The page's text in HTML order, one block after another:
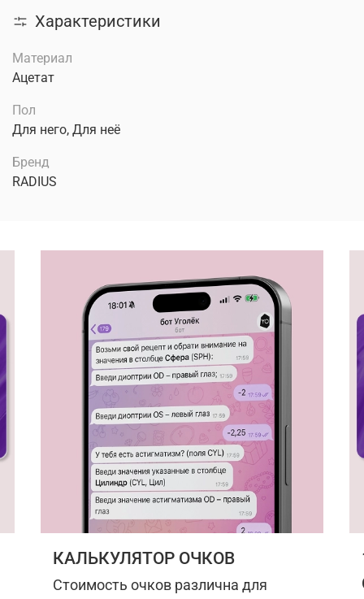
Характеристики
Материал
Ацетат
Пол
Для него, Для неё
Бренд
RADIUS
КАЛЬКУЛЯТОР ОЧКОВ
Стоимость очков различна для